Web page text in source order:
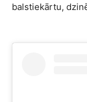
balstiekārtu,